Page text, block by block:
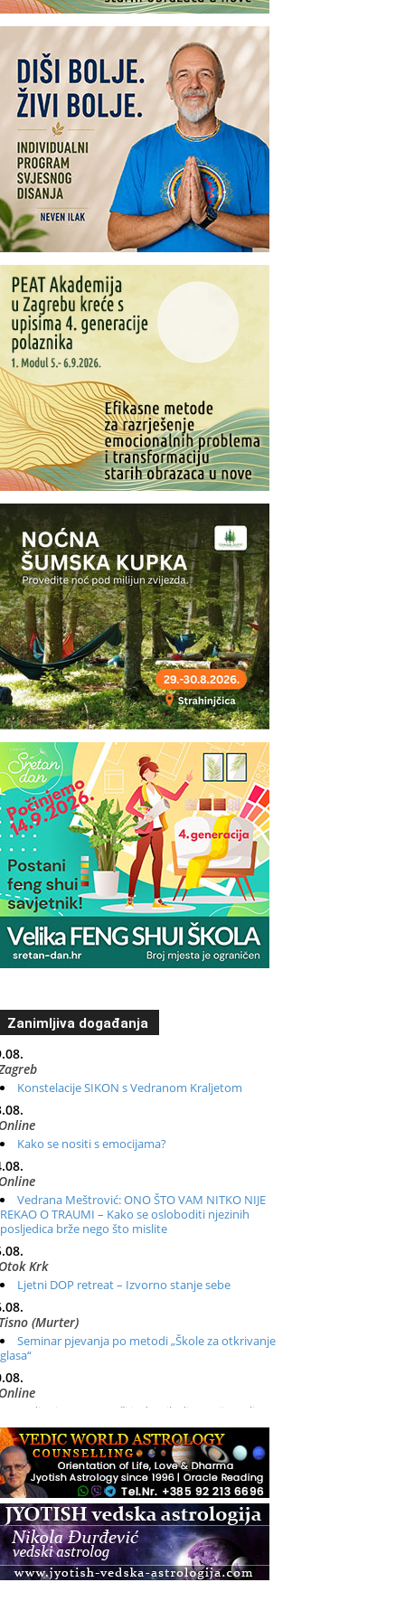
Zanimljiva događanja
Konstelacije SIKON s Vedranom Kraljetom
Kako se nositi s emocijama?
Vedrana Meštrović: ONO ŠTO VAM NITKO NIJE
REKAO O TRAUMI – Kako se osloboditi njezinih
posljedica brže nego što mislite
Krk
Ljetni DOP retreat – Izvorno stanje sebe
(Murter)
Seminar pjevanja po metodi „Škole za otkrivanje
glasa“
Radionica: Pomagači iz drugih dimenzija Online –
otvoreno za sve
Osnovni ThetaHealing® tečaj, Zagreb i Online
Access BARS®, otpusti stres